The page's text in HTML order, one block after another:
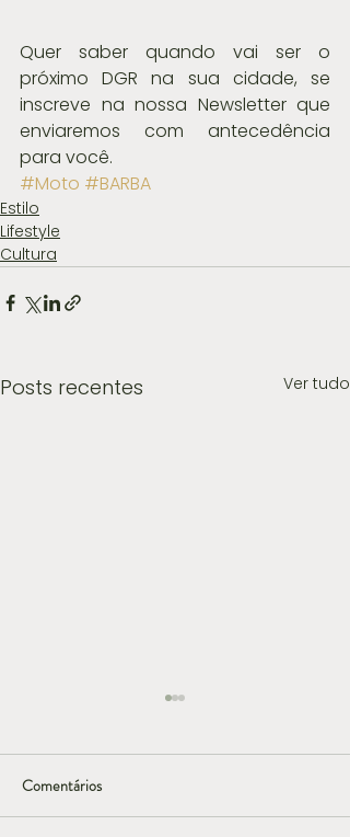
Quer saber quando vai ser o
próximo DGR na sua cidade, se
inscreve na nossa Newsletter que
enviaremos com antecedência
para você.
#Moto #BARBA
Estilo
Lifestyle
Cultura
Posts recentes Ver tudo
Comentários